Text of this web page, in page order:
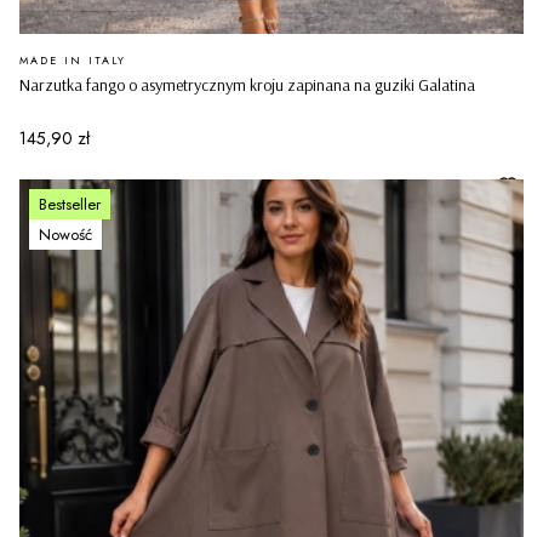
Narzutka fango o asymetrycznym kroju zapinana na guziki Galatina
PRODUCENT
MADE IN ITALY
Cena
145,90 zł
Bestseller
Nowość